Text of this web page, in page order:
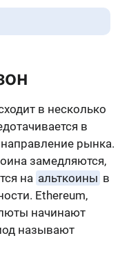
в несколько
в
рынка.
замедляются,
на альткоины в
Ethereum,
начинают
называют